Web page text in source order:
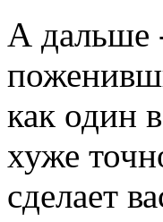
А дальше
как один
хуже
сделает